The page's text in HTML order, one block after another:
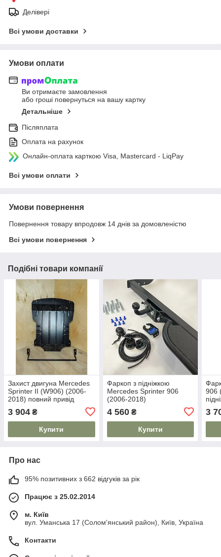
Делівері
Всі умови доставки
Умови оплати
Ви отримаєте замовлення
або гроші повернуться на вашу картку
Детальніше
Післяплата
Оплата на рахунок
Онлайн-оплата карткою Visa, Mastercard - LiqPay
Всі умови оплати
Умови повернення
Повернення товару впродовж 14 днів за домовленістю
Всі умови повернення
Подібні товари компанії
Захист двигуна Mercedes
Sprinter II (W906) (2006-
2018) повний привід
3 904 ₴
Купити
Фаркоп з підніжкою
Mercedes Sprinter 906
(2006-2018)
4 560₴
Купити
906
3
Про нас
95% позитивних з 662 відгуків за рік
Працює з 25.02.2014
м. Київ
вул. Уманська 17 (Солом'янський район), Київ, Україна
Контакти